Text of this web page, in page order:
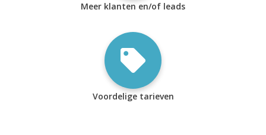
Meer klanten en/of leads
Voordelige tarieven